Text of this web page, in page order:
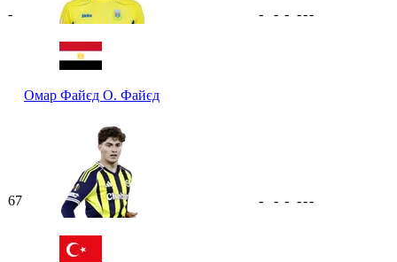
-
Омар Файєд О. Файєд
- - - ---
67 - - - ---